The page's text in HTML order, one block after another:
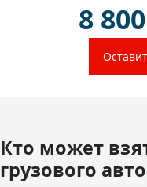
8
Кто может
грузового